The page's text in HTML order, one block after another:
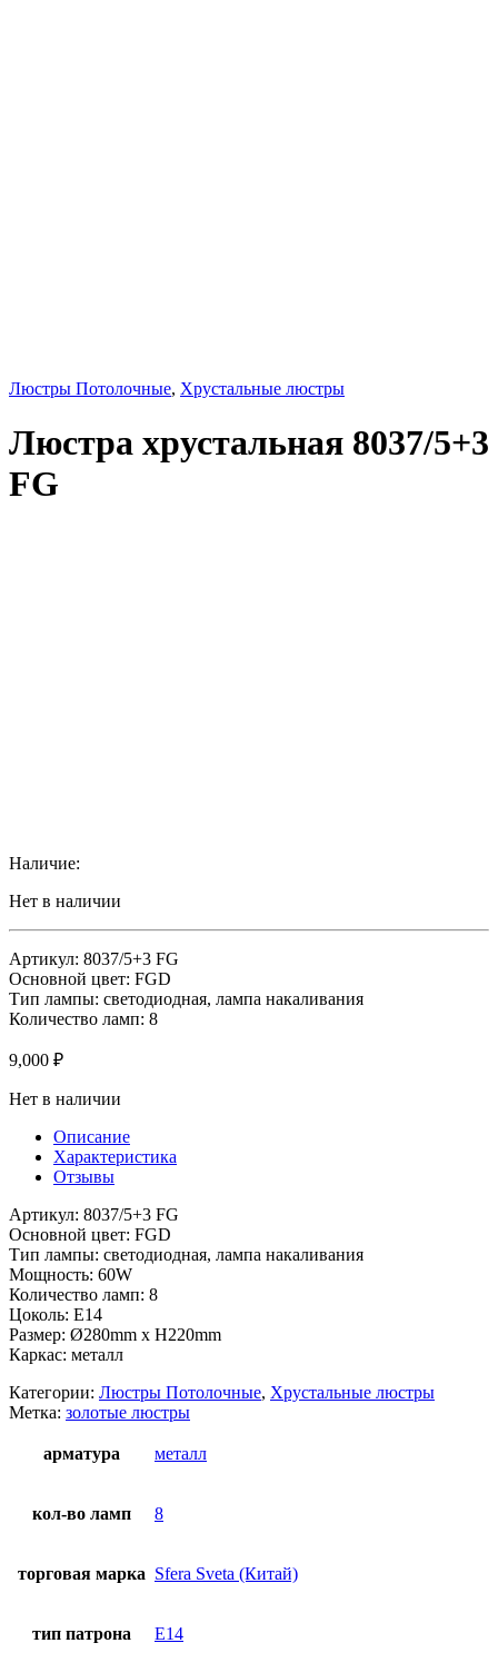
Люстры Потолочные, Хрустальные люстры
Люстра хрустальная 8037/5+3
FG
Наличие:
Нет в наличии
Артикул: 8037/5+3 FG
Основной цвет: FGD
Тип лампы: светодиодная, лампа накаливания
Количество ламп: 8
9,000 ₽
Нет в наличии
Описание
Характеристика
Отзывы
Артикул: 8037/5+3 FG
Основной цвет: FGD
Тип лампы: светодиодная, лампа накаливания
Мощность: 60W
Количество ламп: 8
Цоколь: Е14
Размер: Ø280mm x H220mm
Каркас: металл
Категории: Люстры Потолочные, Хрустальные люстры
Метка: золотые люстры
арматура металл
кол-во ламп 8
торговая марка Sfera Sveta (Китай)
тип патрона E14